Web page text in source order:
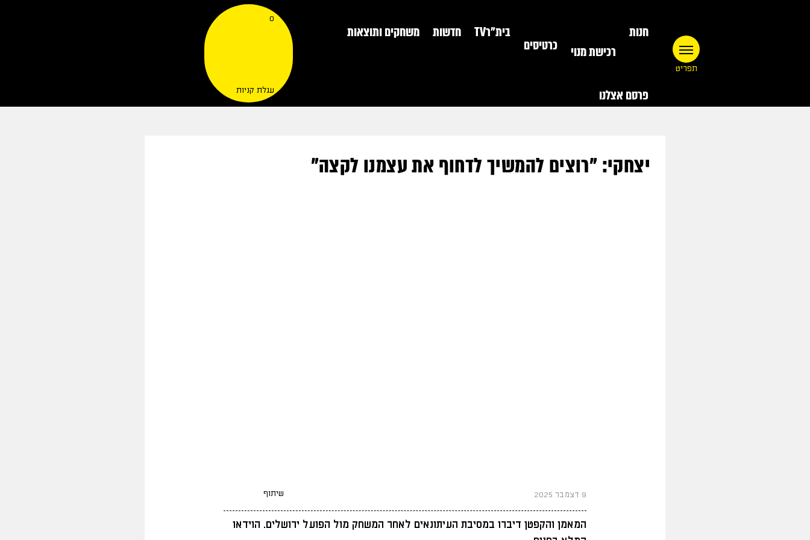
תפריט
חנות
רכישת מנוי
כרטיסים
בית"רTV חדשות משחקים ותוצאות
פרסם אצלנו
0
עגלת קניות
יצחקי: "רוצים להמשיך לדחוף את עצמנו לקצה"
9 דצמבר 2025 שיתוף
המאמן והקפטן דיברו במסיבת העיתונאים לאחר המשחק מול הפועל ירושלים. הוידאו